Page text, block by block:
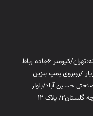
آدرس کارخانه:تهران/کیومتر 6جاده رباط
/روبروی پمپ بنزین
حسین آباد/بلوار
پلاک 12